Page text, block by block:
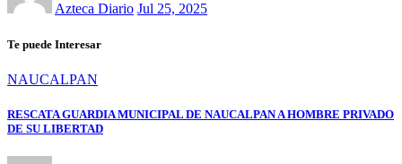
Azteca Diario Jul 25, 2025
Te puede Interesar
NAUCALPAN
RESCATA GUARDIA MUNICIPAL DE NAUCALPAN A HOMBRE PRIVADO
DE SU LIBERTAD